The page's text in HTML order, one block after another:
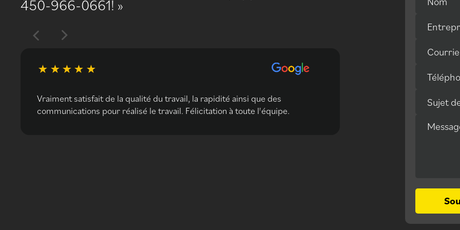
450-966-0661!
Vraiment satisfait de la qualité du travail, la rapidité ainsi que des
communications pour réalisé le travail. Félicitation à toute l'équipe.
Excellent Service!!!
Sujet